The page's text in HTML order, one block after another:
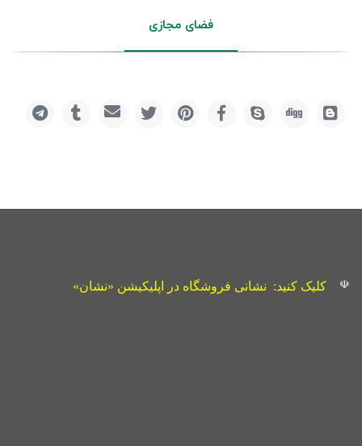
فضای مجازی
☫ کلیک کنید: نشانی فروشگاه در اپلیکیشن «نشان»